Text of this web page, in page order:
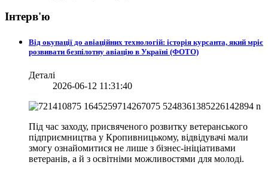
Інтерв'ю
Від окупації до авіаційних технологій: історія курсанта, який мріє
розвивати безпілотну авіацію в Україні (ФОТО)
Деталі
2026-06-12 11:31:40
Під час заходу, присвяченого розвитку ветеранського
підприємництва у Кропивницькому, відвідувачі мали
змогу ознайомитися не лише з бізнес-ініціативами
ветеранів, а й з освітніми можливостями для молоді.